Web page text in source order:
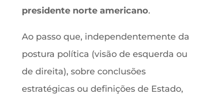
presidente norte americano.
Ao passo que, independentemente da
postura política (visão de esquerda ou
de direita), sobre conclusões
estratégicas ou definições de Estado,